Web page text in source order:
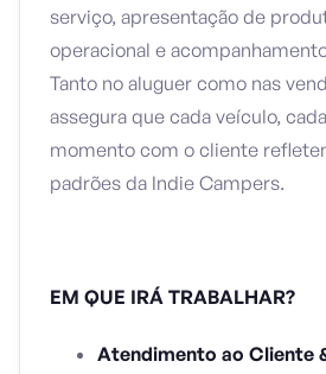
serviço, apresentação de
operacional e
Tanto no aluguer como nas
assegura que cada veículo,
momento com o cliente
padrões da Indie Campers.
EM QUE IRÁ TRABALHAR?
Atendimento ao Cliente